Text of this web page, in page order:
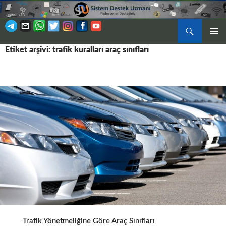
Ara
İÇERIĞE
Etiket arşivi: trafik kuralları araç sınıfları
Trafik Yönetmeliğine Göre Araç Sınıfları